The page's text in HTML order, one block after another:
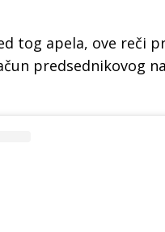
tog apela, ove reči
predsednikovog